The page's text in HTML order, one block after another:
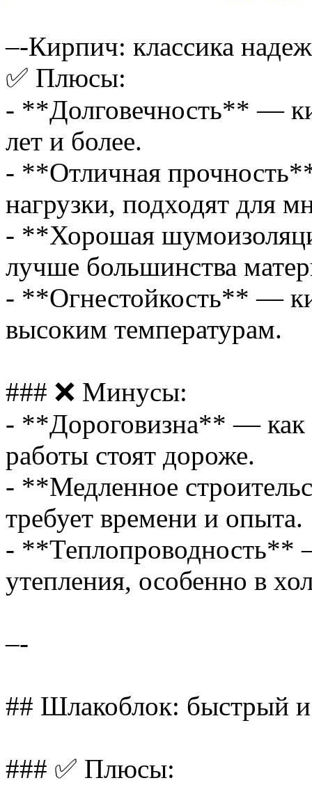
–-Кирпич: классика
✅ Плюсы:
- **Долговечность** —
лет и более.
- **Отличная
нагрузки, подходят для
- **Хорошая
лучше большинства
- **Огнестойкость** —
высоким температурам.
### ❌ Минусы:
- **Дороговизна** — как
работы стоят дороже.
- **Медленное
требует времени и опыта.
- **Теплопроводность**
утепления, особенно в
–-
## Шлакоблок: быстрый
### ✅ Плюсы: